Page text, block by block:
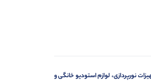
نورپردازی، لوازم استودیو خانگی و